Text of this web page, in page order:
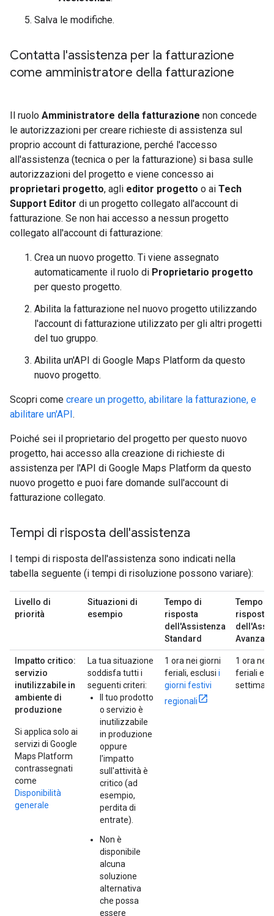
Salva le modifiche.
Contatta l'assistenza per la fatturazione
come amministratore della fatturazione
Il ruolo Amministratore della fatturazione non concede
le autorizzazioni per creare richieste di assistenza sul
proprio account di fatturazione, perché l'accesso
all'assistenza (tecnica o per la fatturazione) si basa sulle
autorizzazioni del progetto e viene concesso ai
proprietari progetto, agli editor progetto o ai Tech
Support Editor di un progetto collegato all'account di
fatturazione. Se non hai accesso a nessun progetto
collegato all'account di fatturazione:
Crea un nuovo progetto. Ti viene assegnato
automaticamente il ruolo di Proprietario progetto
per questo progetto.
Abilita la fatturazione nel nuovo progetto utilizzando
l'account di fatturazione utilizzato per gli altri progetti
del tuo gruppo.
Abilita un'API di Google Maps Platform da questo
nuovo progetto.
Scopri come creare un progetto, abilitare la fatturazione, e
abilitare un'API.
Poiché sei il proprietario del progetto per questo nuovo
progetto, hai accesso alla creazione di richieste di
assistenza per l'API di Google Maps Platform da questo
nuovo progetto e puoi fare domande sull'account di
fatturazione collegato.
Tempi di risposta dell'assistenza
I tempi di risposta dell'assistenza sono indicati nella
tabella seguente (i tempi di risoluzione possono variare):
Livello di
priorità
Situazioni di
esempio
Tempo di
risposta
dell'Assistenza
Standard
Tempo di
risposta
Avanzata
Impatto critico:
servizio
inutilizzabile in
ambiente di
produzione
Si applica solo ai
servizi di Google
Maps Platform
contrassegnati
come
Disponibilità
generale
La tua situazione
soddisfa tutti i
seguenti criteri:
Il tuo prodotto
o servizio è
inutilizzabile
in produzione
oppure
l'impatto
sull'attività è
critico (ad
esempio,
perdita di
entrate).
Non è
disponibile
alcuna
soluzione
alternativa
che possa
essere
1 ora nei giorni
feriali, esclusi i
giorni festivi
regionali
1 ora nei
feriali e